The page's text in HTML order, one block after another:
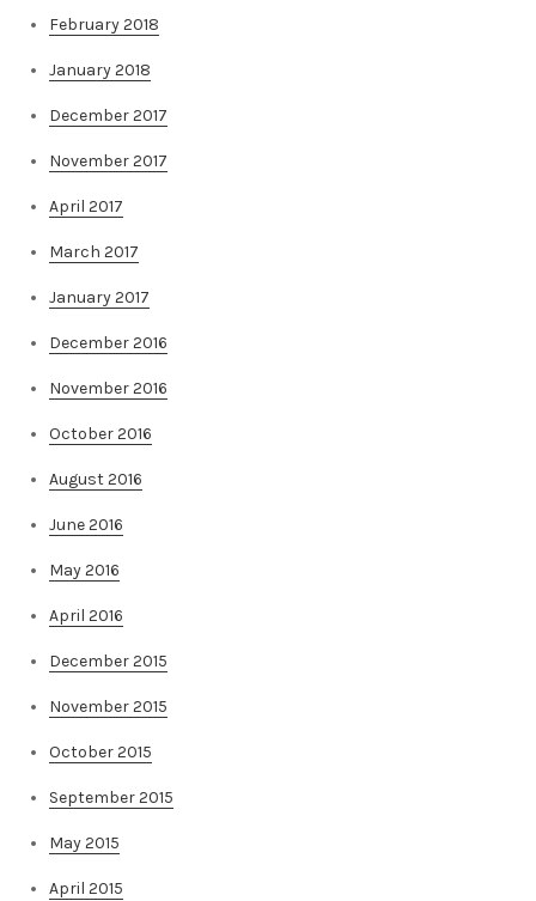
February 2018
January 2018
December 2017
November 2017
April 2017
March 2017
January 2017
December 2016
November 2016
October 2016
August 2016
June 2016
May 2016
April 2016
December 2015
November 2015
October 2015
September 2015
May 2015
April 2015